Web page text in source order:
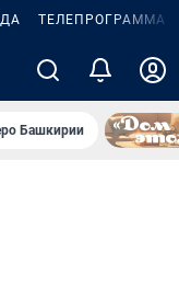
ТЕЛЕПРОГРАММА
Башкирии